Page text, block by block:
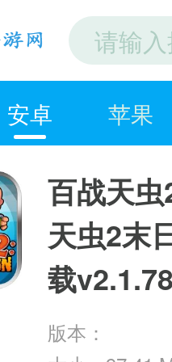
安卓 苹果
百战天
天虫2末
载
版本：